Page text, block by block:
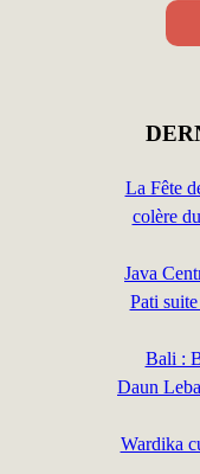
La Fête
colère
Java
Pati
Bali :
Daun
Wardika